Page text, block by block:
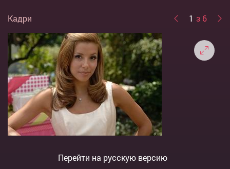
Кадри 1 з 6
Перейти на русскую версию